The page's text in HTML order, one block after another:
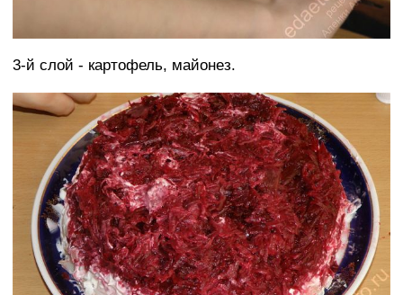
3-й слой - картофель, майонез.